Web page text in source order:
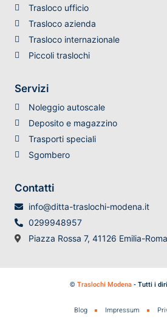
Trasloco ufficio
Trasloco azienda
Trasloco internazionale
Piccoli traslochi
Servizi
Noleggio autoscale
Deposito e magazzino
Trasporti speciali
Sgombero
Contatti
info@ditta-traslochi-modena.it
0299948957
Piazza Rossa 7, 41126 Emilia-
© Traslochi Modena- Tutti i
Blog Impressum